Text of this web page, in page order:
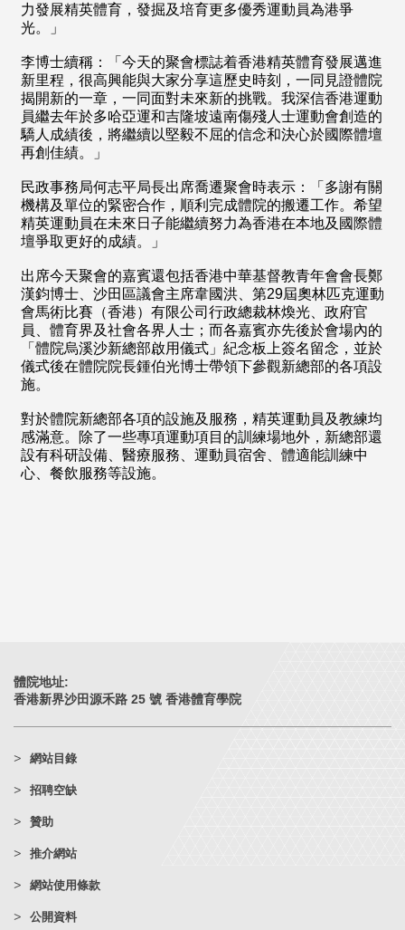
力發展精英體育，發掘及培育更多優秀運動員為港爭
光。」
李博士續稱：「今天的聚會標誌着香港精英體育發展邁進
新里程，很高興能與大家分享這歷史時刻，一同見證體院
揭開新的一章，一同面對未來新的挑戰。我深信香港運動
員繼去年於多哈亞運和吉隆坡遠南傷殘人士運動會創造的
驕人成績後，將繼續以堅毅不屈的信念和決心於國際體壇
再創佳績。」
民政事務局何志平局長出席喬遷聚會時表示：「多謝有關
機構及單位的緊密合作，順利完成體院的搬遷工作。希望
精英運動員在未來日子能繼續努力為香港在本地及國際體
壇爭取更好的成績。」
出席今天聚會的嘉賓還包括香港中華基督教青年會會長鄭
漢鈞博士、沙田區議會主席韋國洪、第29屆奧林匹克運動
會馬術比賽（香港）有限公司行政總裁林煥光、政府官
員、體育界及社會各界人士；而各嘉賓亦先後於會場內的
「體院烏溪沙新總部啟用儀式」紀念板上簽名留念，並於
儀式後在體院院長鍾伯光博士帶領下參觀新總部的各項設
施。
對於體院新總部各項的設施及服務，精英運動員及教練均
感滿意。除了一些專項運動項目的訓練場地外，新總部還
設有科研設備、醫療服務、運動員宿舍、體適能訓練中
心、餐飲服務等設施。
體院地址:
香港新界沙田源禾路 25 號 香港體育學院
網站目錄
招聘空缺
贊助
推介網站
網站使用條款
公開資料